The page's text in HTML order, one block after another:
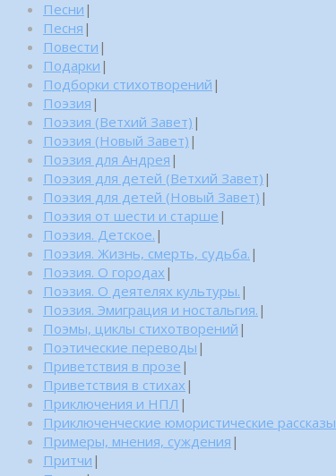
Песни |
Песня |
Повести |
Подарки |
Подборки стихотворений |
Поэзия |
Поэзия (Ветхий Завет) |
Поэзия (Новый Завет) |
Поэзия для Андрея |
Поэзия для детей (Ветхий Завет) |
Поэзия для детей (Новый Завет) |
Поэзия от шести и старше |
Поэзия. Детское. |
Поэзия. Жизнь, смерть, судьба. |
Поэзия. О городах |
Поэзия. О деятелях культуры. |
Поэзия. Эмиграция и ностальгия. |
Поэмы, циклы стихотворений |
Поэтические переводы |
Приветствия в прозе |
Приветствия в стихах |
Приключения и НПЛ |
Приключенческие юмористические рассказы
Примеры, мнения, суждения |
Притчи |